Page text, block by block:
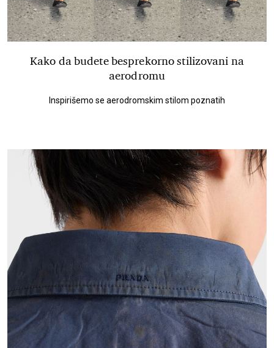
Kako da budete besprekorno stilizovani na
aerodromu
Inspirišemo se aerodromskim stilom poznatih